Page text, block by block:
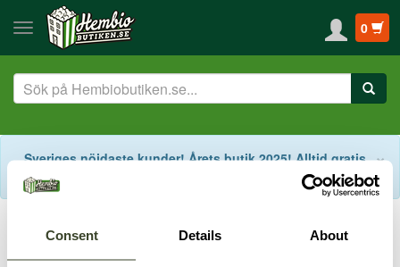
Consent Details About
0
×
Sveriges nöjdaste kunder! Årets butik 2025! Alltid gratis
fraktalternativ! Support på svenska!